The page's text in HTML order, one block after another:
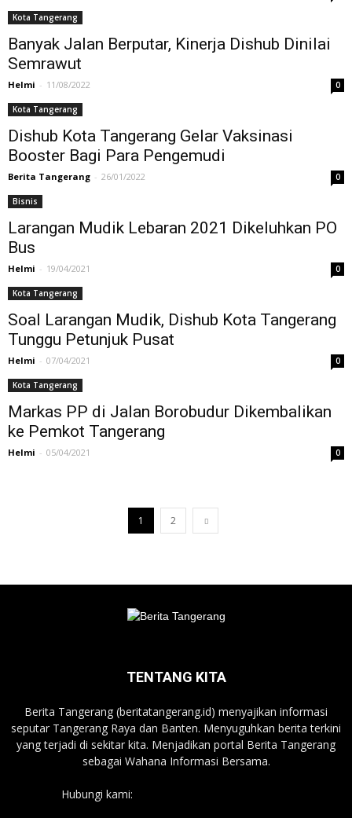
Kota Tangerang
Banyak Jalan Berputar, Kinerja Dishub Dinilai
Semrawut
Helmi - 11/08/2022 0
Kota Tangerang
Dishub Kota Tangerang Gelar Vaksinasi
Booster Bagi Para Pengemudi
Berita Tangerang - 26/01/2022 0
Bisnis
Larangan Mudik Lebaran 2021 Dikeluhkan PO
Bus
Helmi - 19/04/2021 0
Kota Tangerang
Soal Larangan Mudik, Dishub Kota Tangerang
Tunggu Petunjuk Pusat
Helmi - 07/04/2021 0
Kota Tangerang
Markas PP di Jalan Borobudur Dikembalikan
ke Pemkot Tangerang
Helmi - 05/04/2021 0
1 2
TENTANG KITA
Berita Tangerang (beritatangerang.id) menyajikan informasi
seputar Tangerang Raya dan Banten. Menyuguhkan berita terkini
yang terjadi di sekitar kita. Menjadikan portal Berita Tangerang
sebagai Wahana Informasi Bersama.
Hubungi kami: